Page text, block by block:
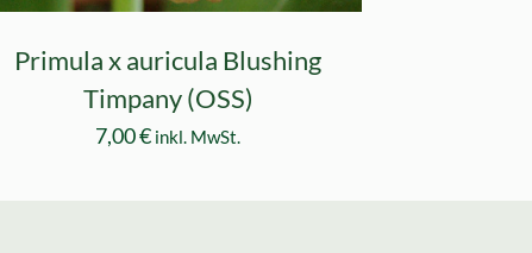
Primula x auricula Blushing
Timpany (OSS)
7,00€ inkl. MwSt.